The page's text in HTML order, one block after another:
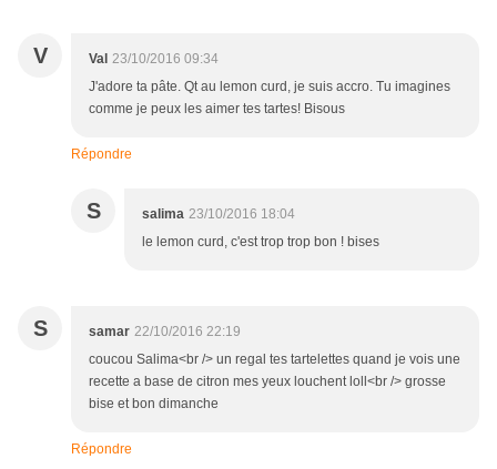
V Val 23/10/2016 09:34
J'adore ta pâte. Qt au lemon curd, je suis accro. Tu imagines
comme je peux les aimer tes tartes! Bisous
Répondre
S salima 23/10/2016 18:04
le lemon curd, c'est trop trop bon ! bises
S samar 22/10/2016 22:19
coucou Salima<br /> un regal tes tartelettes quand je vois une
recette a base de citron mes yeux louchent loll<br /> grosse
bise et bon dimanche
Répondre